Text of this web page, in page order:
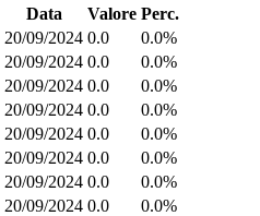
Data Valore Perc.
20/09/2024 0.0
0.0%
20/09/2024 0.0
0.0%
20/09/2024 0.0
0.0%
20/09/2024 0.0
0.0%
20/09/2024 0.0
0.0%
20/09/2024 0.0
0.0%
20/09/2024 0.0
0.0%
20/09/2024 0.0
0.0%